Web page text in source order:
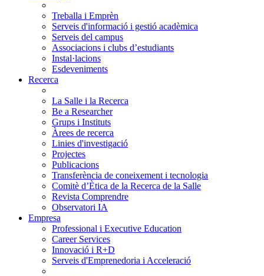
Treballa i Emprèn
Serveis d'informació i gestió acadèmica
Serveis del campus
Associacions i clubs d’estudiants
Instal·lacions
Esdeveniments
Recerca
La Salle i la Recerca
Be a Researcher
Grups i Instituts
Àrees de recerca
Linies d'investigació
Projectes
Publicacions
Transferència de coneixement i tecnologia
Comitè d’Ètica de la Recerca de la Salle
Revista Comprendre
Observatori IA
Empresa
Professional i Executive Education
Career Services
Innovació i R+D
Serveis d'Emprenedoria i Acceleració